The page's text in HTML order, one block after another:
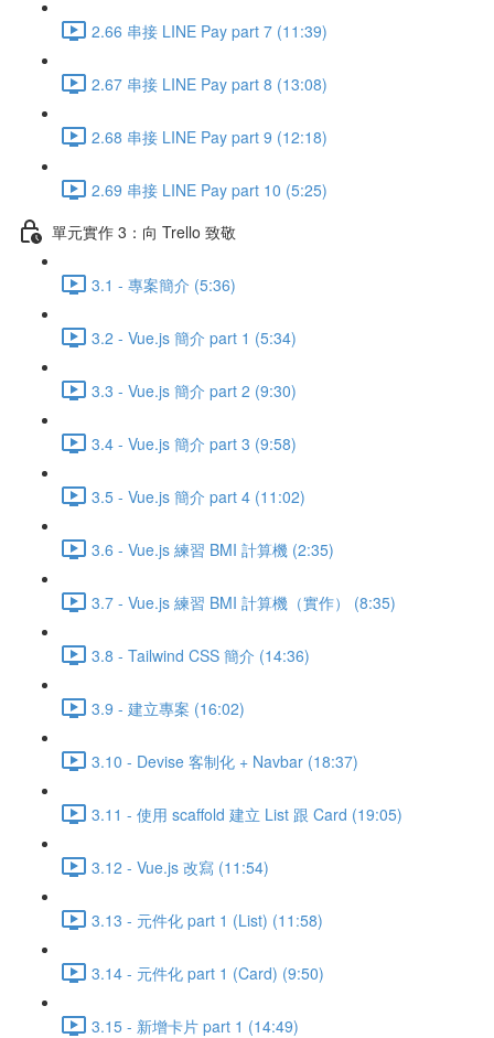
2.66 串接 LINE Pay part 7 (11:39)
2.67 串接 LINE Pay part 8 (13:08)
2.68 串接 LINE Pay part 9 (12:18)
2.69 串接 LINE Pay part 10 (5:25)
單元實作 3：向 Trello 致敬
3.1 - 專案簡介 (5:36)
3.2 - Vue.js 簡介 part 1 (5:34)
3.3 - Vue.js 簡介 part 2 (9:30)
3.4 - Vue.js 簡介 part 3 (9:58)
3.5 - Vue.js 簡介 part 4 (11:02)
3.6 - Vue.js 練習 BMI 計算機 (2:35)
3.7 - Vue.js 練習 BMI 計算機（實作） (8:35)
3.8 - Tailwind CSS 簡介 (14:36)
3.9 - 建立專案 (16:02)
3.10 - Devise 客制化 + Navbar (18:37)
3.11 - 使用 scaffold 建立 List 跟 Card (19:05)
3.12 - Vue.js 改寫 (11:54)
3.13 - 元件化 part 1 (List) (11:58)
3.14 - 元件化 part 1 (Card) (9:50)
3.15 - 新增卡片 part 1 (14:49)